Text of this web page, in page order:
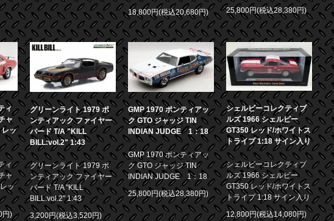
18,800円(税込20,680円)
25,800円(税込28,380円)
ィ
ャ
レッ
ィ
ャ
ッ
円)
グリーンライト 1979 ポ
ンティアック ファイヤー
バード T/A "KILL
BILL:vol.2" 1:43
グリーンライト 1979 ポ
ンティアック ファイヤー
バード T/A "KILL
BILL:vol.2" 1:43
3,200円(税込3,520円)
GMP 1970 ポンティアッ
ク GTO ジャッジ TIN
INDIAN JUDGE 1：18
GMP 1970 ポンティアッ
ク GTO ジャッジ TIN
INDIAN JUDGE 1：18
25,800円(税込28,380円)
シェルビーコレクティブ
ルズ 1966 シェルビー
GT350 レッド/ホワイトス
トライプ 1:18 サイン入り
シェルビーコレクティブ
ルズ 1966 シェルビー
GT350 レッド/ホワイトス
トライプ 1:18 サイン入り
12,800円(税込14,080円)